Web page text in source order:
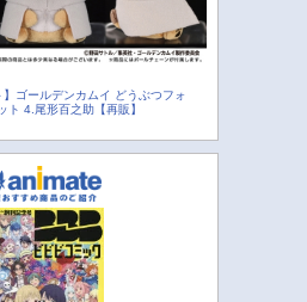
】ゴールデンカムイ どうぶつフォ
ト 4.尾形百之助【再販】